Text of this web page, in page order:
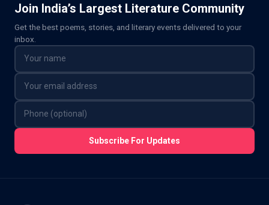
Join India’s Largest Literature Community
Get the best poems, stories, and literary events delivered to your
inbox.
Subscribe For Updates